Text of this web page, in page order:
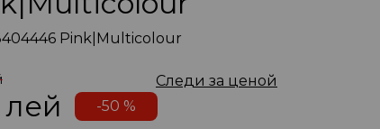
Pink|Multicolour
Следи за ценой
лей -50 %